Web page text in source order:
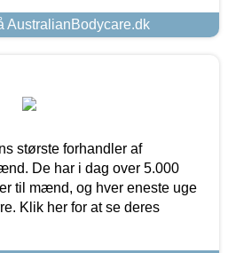
AustralianBodycare.dk
største forhandler af
De har i dag over 5.000
til mænd, og hver eneste uge
Klik her for at se deres